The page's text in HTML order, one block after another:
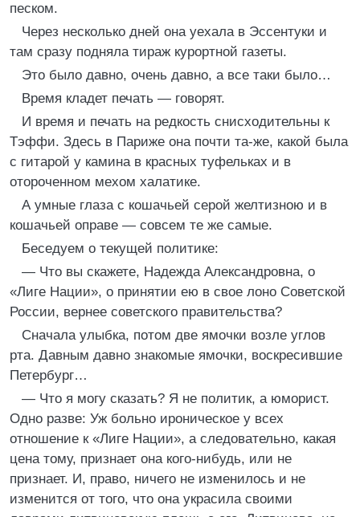
песком.
Через несколько дней она уехала в Эссентуки и
там сразу подняла тираж курортной газеты.
Это было давно, очень давно, а все таки было…
Время кладет печать — говорят.
И время и печать на редкость снисходительны к
Тэффи. Здесь в Париже она почти та-же, какой была
с гитарой у камина в красных туфельках и в
отороченном мехом халатике.
А умные глаза с кошачьей серой желтизною и в
кошачьей оправе — совсем те же самые.
Беседуем о текущей политике:
— Что вы скажете, Надежда Александровна, о
«Лиге Нации», о принятии ею в свое лоно Советской
России, вернее советского правительства?
Сначала улыбка, потом две ямочки возле углов
рта. Давным давно знакомые ямочки, воскресившие
Петербург…
— Что я могу сказать? Я не политик, а юморист.
Одно разве: Уж больно ироническое у всех
отношение к «Лиге Нации», а следовательно, какая
цена тому, признает она кого-нибудь, или не
признает. И, право, ничего не изменилось и не
изменится от того, что она украсила своими